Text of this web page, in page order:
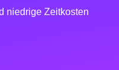
niedrige Zeitkosten